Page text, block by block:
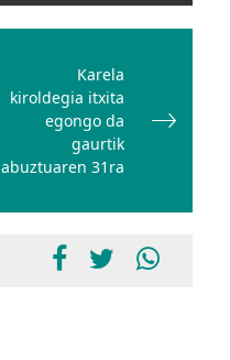
Karela
kiroldegia itxita
egongo da
gaurtik
abuztuaren 31ra